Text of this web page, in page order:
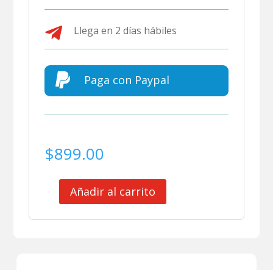
 Llega en 2 días hábiles
 Paga con Paypal
$899.00
Añadir al carrito